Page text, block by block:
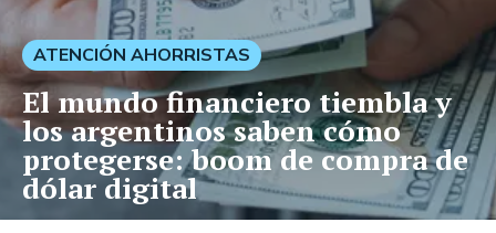
ATENCIÓN AHORRISTAS
El mundo financiero tiembla y
los argentinos saben cómo
protegerse: boom de compra de
dólar digital